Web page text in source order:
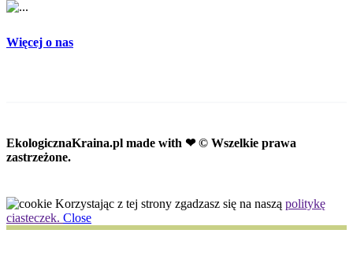
Więcej o nas
EkologicznaKraina.pl made with ❤ © Wszelkie prawa
zastrzeżone.
Korzystając z tej strony zgadzasz się na naszą politykę
ciasteczek. Close